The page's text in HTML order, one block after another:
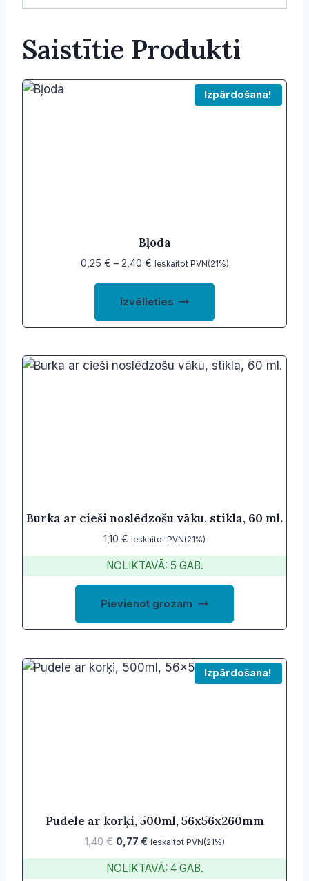
Saistītie Produkti
Izpārdošana!
Bļoda
0,25 € – 2,40 €Price
2,40 €
Ieskaitot PVN(21%)
Izvēlieties
This
has
variants.
product
Burka ar cieši noslēdzošu vāku, stikla, 60 ml.
1,10 € Ieskaitot PVN(21%)
NOLIKTAVĀ: 5 GAB.
Pievienot grozam
Izpārdošana!
Pudele ar korķi, 500ml, 56x56x260mm
1,40€ Original
price
was:
0,77 €Current
price
is:
Ieskaitot PVN(21%)
NOLIKTAVĀ: 4 GAB.